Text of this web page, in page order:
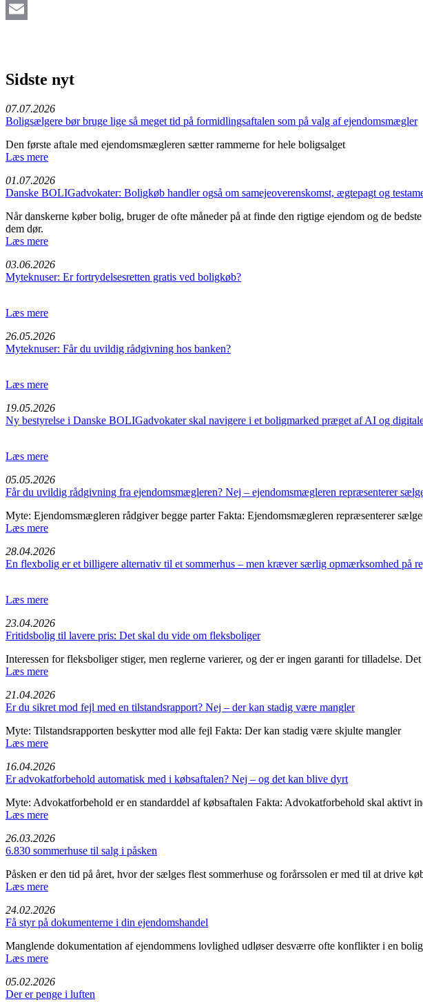
LinkedIn
Sidste nyt
07.07.2026
Boligsælgere bør bruge lige så meget tid på formidlingsaftalen som på valg af ejendomsmægler
Den første aftale med ejendomsmægleren sætter rammerne for hele boligsalget
Læs mere
01.07.2026
Danske BOLIGadvokater: Boligkøb handler også om samejeoverenskomst, ægtepagt og
Når danskerne køber bolig, bruger de ofte måneder på at finde den rigtige ejendom og de
dem dør.
Læs mere
03.06.2026
Myteknuser: Er fortrydelsesretten gratis ved boligkøb?
Læs mere
26.05.2026
Myteknuser: Får du uvildig rådgivning hos banken?
Læs mere
19.05.2026
Ny bestyrelse i Danske BOLIGadvokater skal navigere i et boligmarked præget af AI og
Læs mere
05.05.2026
Får du uvildig rådgivning fra ejendomsmægleren? Nej – ejendomsmægleren repræsenterer
Myte: Ejendomsmægleren rådgiver begge parter Fakta: Ejendomsmægleren repræsenterer
Læs mere
28.04.2026
En flexbolig er et billigere alternativ til et sommerhus – men kræver særlig opmærksomhed på
Læs mere
23.04.2026
Fritids­bolig til lavere pris: Det skal du vide om fleksbo­liger
Interessen for fleksboliger stiger, men reglerne varierer, og der er ingen garanti for tilladelse.
Læs mere
21.04.2026
Er du sikret mod fejl med en tilstandsrapport? Nej – der kan stadig være mangler
Myte: Tilstandsrapporten beskytter mod alle fejl Fakta: Der kan stadig være skjulte mangler
Læs mere
16.04.2026
Er advokatforbehold automatisk med i købsaftalen? Nej – og det kan blive dyrt
Myte: Advokatforbehold er en standarddel af købsaftalen Fakta: Advokatforbehold skal aktivt
Læs mere
26.03.2026
6.830 sommerhuse til salg i påsken
Påsken er den tid på året, hvor der sælges flest sommerhuse og forårssolen er med til at drive
Læs mere
24.02.2026
Få styr på dokumenterne i din ejendomshandel
Manglende dokumentation af ejendommens lovlighed udløser desværre ofte konflikter i en
Læs mere
05.02.2026
Der er penge i luften